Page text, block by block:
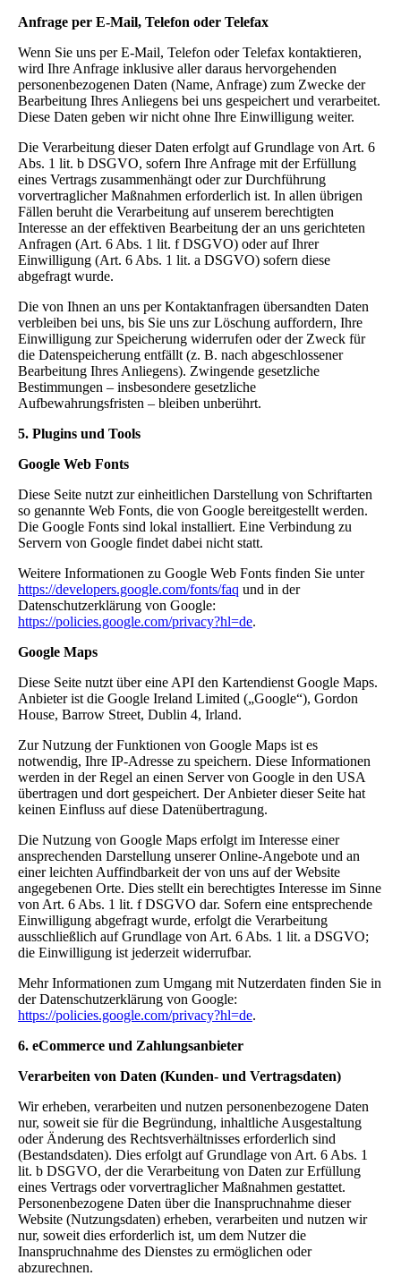
Anfrage per E-Mail, Telefon oder Telefax
Wenn Sie uns per E-Mail, Telefon oder Telefax kontaktieren,
wird Ihre Anfrage inklusive aller daraus hervorgehenden
personenbezogenen Daten (Name, Anfrage) zum Zwecke der
Bearbeitung Ihres Anliegens bei uns gespeichert und verarbeitet.
Diese Daten geben wir nicht ohne Ihre Einwilligung weiter.
Die Verarbeitung dieser Daten erfolgt auf Grundlage von Art. 6
Abs. 1 lit. b DSGVO, sofern Ihre Anfrage mit der Erfüllung
eines Vertrags zusammenhängt oder zur Durchführung
vorvertraglicher Maßnahmen erforderlich ist. In allen übrigen
Fällen beruht die Verarbeitung auf unserem berechtigten
Interesse an der effektiven Bearbeitung der an uns gerichteten
Anfragen (Art. 6 Abs. 1 lit. f DSGVO) oder auf Ihrer
Einwilligung (Art. 6 Abs. 1 lit. a DSGVO) sofern diese
abgefragt wurde.
Die von Ihnen an uns per Kontaktanfragen übersandten Daten
verbleiben bei uns, bis Sie uns zur Löschung auffordern, Ihre
Einwilligung zur Speicherung widerrufen oder der Zweck für
die Datenspeicherung entfällt (z. B. nach abgeschlossener
Bearbeitung Ihres Anliegens). Zwingende gesetzliche
Bestimmungen – insbesondere gesetzliche
Aufbewahrungsfristen – bleiben unberührt.
5. Plugins und Tools
Google Web Fonts
Diese Seite nutzt zur einheitlichen Darstellung von Schriftarten
so genannte Web Fonts, die von Google bereitgestellt werden.
Die Google Fonts sind lokal installiert. Eine Verbindung zu
Servern von Google findet dabei nicht statt.
Weitere Informationen zu Google Web Fonts finden Sie unter
https://developers.google.com/fonts/faq und in der
Datenschutzerklärung von Google:
https://policies.google.com/privacy?hl=de.
Google Maps
Diese Seite nutzt über eine API den Kartendienst Google Maps.
Anbieter ist die Google Ireland Limited („Google“), Gordon
House, Barrow Street, Dublin 4, Irland.
Zur Nutzung der Funktionen von Google Maps ist es
notwendig, Ihre IP-Adresse zu speichern. Diese Informationen
werden in der Regel an einen Server von Google in den USA
übertragen und dort gespeichert. Der Anbieter dieser Seite hat
keinen Einfluss auf diese Datenübertragung.
Die Nutzung von Google Maps erfolgt im Interesse einer
ansprechenden Darstellung unserer Online-Angebote und an
einer leichten Auffindbarkeit der von uns auf der Website
angegebenen Orte. Dies stellt ein berechtigtes Interesse im Sinne
von Art. 6 Abs. 1 lit. f DSGVO dar. Sofern eine entsprechende
Einwilligung abgefragt wurde, erfolgt die Verarbeitung
ausschließlich auf Grundlage von Art. 6 Abs. 1 lit. a DSGVO;
die Einwilligung ist jederzeit widerrufbar.
Mehr Informationen zum Umgang mit Nutzerdaten finden Sie in
der Datenschutzerklärung von Google:
https://policies.google.com/privacy?hl=de.
6. eCommerce und Zahlungs­anbieter
Verarbeiten von Daten (Kunden- und Vertragsdaten)
Wir erheben, verarbeiten und nutzen personenbezogene Daten
nur, soweit sie für die Begründung, inhaltliche Ausgestaltung
oder Änderung des Rechtsverhältnisses erforderlich sind
(Bestandsdaten). Dies erfolgt auf Grundlage von Art. 6 Abs. 1
lit. b DSGVO, der die Verarbeitung von Daten zur Erfüllung
eines Vertrags oder vorvertraglicher Maßnahmen gestattet.
Personenbezogene Daten über die Inanspruchnahme dieser
Website (Nutzungsdaten) erheben, verarbeiten und nutzen wir
nur, soweit dies erforderlich ist, um dem Nutzer die
Inanspruchnahme des Dienstes zu ermöglichen oder
abzurechnen.